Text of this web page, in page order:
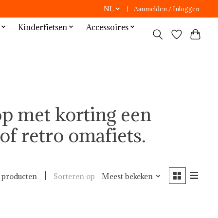
NL Aanmelden / Inloggen
Kinderfietsen
Accessoires
met korting een
retro omafiets.
producten Sorteren op Meest bekeken